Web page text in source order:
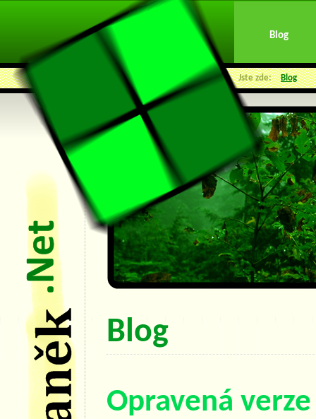
Blog
Jste zde: Blog
Blog
Opravená verze